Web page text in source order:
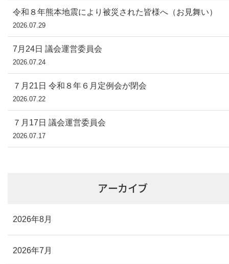
令和８年熊本地震により被災された皆様へ（お見舞い）
2026.07.29
7月24日 議会運営委員会
2026.07.24
７月21日 令和８年６月定例会が閉会
2026.07.22
７月17日 議会運営委員会
2026.07.17
アーカイブ
2026年8月
2026年7月